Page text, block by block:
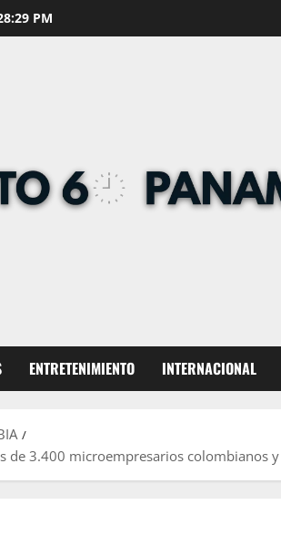
PM
ENTRETENIMIENTO INTERNACIONAL
de 3.400 microempresarios colombianos